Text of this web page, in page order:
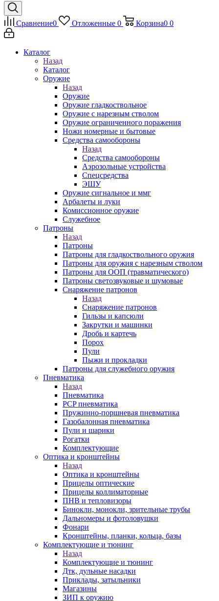
Сравнение0 Отложенные 0 Корзина0 0
Каталог
Назад
Каталог
Оружие
Назад
Оружие
Оружие гладкоствольное
Оружие с нарезным стволом
Оружие ограниченного поражения
Ножи номерные и бытовые
Средства самообороны
Назад
Средства самообороны
Аэрозольные устройства
Спецсредства
ЭШУ
Оружие сигнальное и ммг
Арбалеты и луки
Комиссионное оружие
Служебное
Патроны
Назад
Патроны
Патроны для гладкоствольного оружия
Патроны для оружия с нарезным стволом
Патроны для ООП (травматического)
Патроны светозвуковые и шумовые
Снаряжение патронов
Назад
Снаряжение патронов
Гильзы и капсюли
Закрутки и машинки
Дробь и картечь
Порох
Пули
Пыжи и прокладки
Патроны для служебного оружия
Пневматика
Назад
Пневматика
PCP пневматика
Пружинно-поршневая пневматика
Газобалонная пневматика
Пули и шарики
Рогатки
Комплектующие
Оптика и кронштейны
Назад
Оптика и кронштейны
Прицелы оптические
Прицелы коллиматорные
ПНВ и тепловизоры
Бинокли, монокли, зрительные трубы
Дальномеры и фотоловушки
Фонари
Кронштейны, планки, кольца, базы
Комплектующие и тюнинг
Назад
Комплектующие и тюнинг
Дтк, дульные насадки
Приклады, затыльники
Магазины
ЗИП к оружию